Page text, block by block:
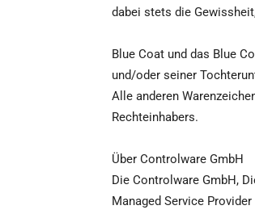
dabei stets die
Blue Coat und das Blue
und/oder seiner
Alle anderen
Rechteinhabers.
Über Controlware GmbH
Die Controlware GmbH,
Managed Service